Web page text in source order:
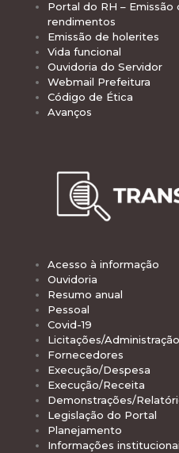
Portal do RH –
rendimentos
Emissão de holerites
Vida funcional
Ouvidoria do Servidor
Webmail Prefeitura
Código de Ética
Avanços
Acesso à informação
Ouvidoria
Resumo anual
Pessoal
Covid-19
Licitações/Administração
Fornecedores
Execução/Despesa
Execução/Receita
Demonstrações/
Legislação do Portal
Planejamento
Informações